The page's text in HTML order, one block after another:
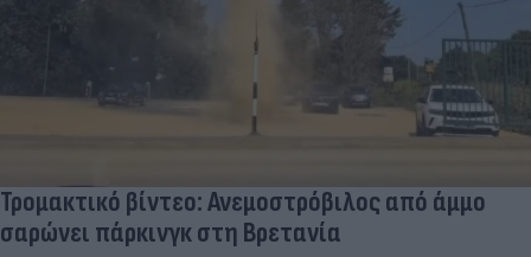
Τρομακτικό βίντεο: Ανεμοστρόβιλος από άμμο
σαρώνει πάρκινγκ στη Βρετανία